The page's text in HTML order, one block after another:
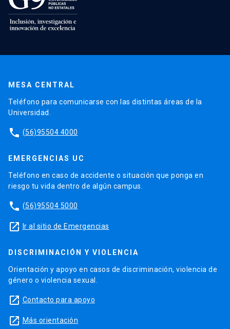
MESA CENTRAL
Teléfono para comunicarse con las distintas áreas de la
Universidad.
phone (56)95504 4000
EMERGENCIAS UC
Teléfono en caso de accidente o situación que ponga en
riesgo tu vida dentro de algún campus.
phone (56)95504 5000
launch Ir al sitio de Emergencias
DISCRIMINACIÓN Y VIOLENCIA
Orientación y apoyo en casos de discriminación, violencia de
género o violencia sexual.
launch Contacto para apoyo
launch Más orientación